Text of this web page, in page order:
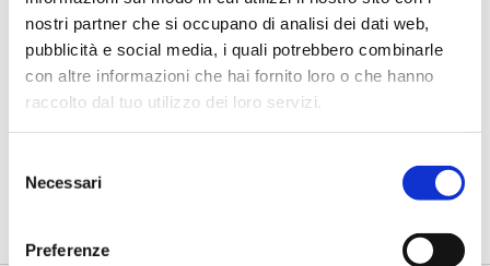
nostri partner che si occupano di analisi dei dati web,
pubblicità e social media, i quali potrebbero combinarle
con altre informazioni che hai fornito loro o che hanno
raccolto dal tuo utilizzo dei loro servizi.
delNecessari
Preferenze
Fracassi (Multiply Group): "L’AI va
progettata dentro i processi,
insieme ai controlli”
I proof of concept
realizzati con l'AI funzionano. Spesso sorprendono per la